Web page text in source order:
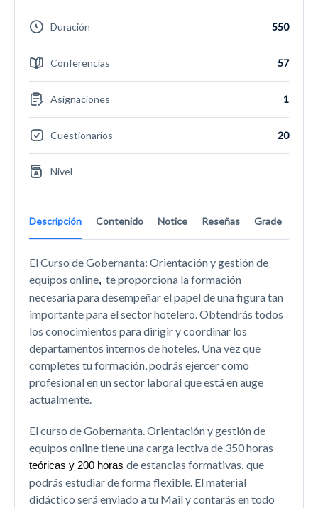
Descripción Contenido Notice Reseñas Grade
El Curso de Gobernanta: Orientación y gestión de
equipos online, te proporciona la formación
necesaria para desempeñar el papel de una figura tan
importante para el sector hotelero. Obtendrás todos
los conocimientos para dirigir y coordinar los
departamentos internos de hoteles. Una vez que
completes tu formación, podrás ejercer como
profesional en un sector laboral que está en auge
actualmente.
El curso de Gobernanta. Orientación y gestión de
equipos online tiene una carga lectiva de 350 horas
teóricas y 200 horas de estancias formativas, que
podrás estudiar de forma flexible. El material
didáctico será enviado a tu Mail y contarás en todo
Duración 550
Conferencias 57
Asignaciones 1
Cuestionarios 20
Nivel